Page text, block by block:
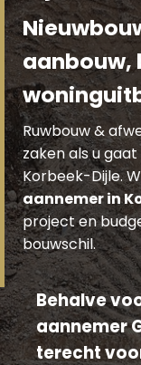
aanbouw,
Ruwbouw &
zaken als u
Korbeek-Dijle.
aannemer in
project en
bouwschil.
Behalve
aannemer
terecht